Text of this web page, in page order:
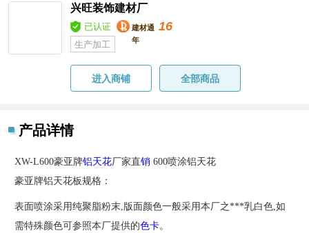
兴旺装饰建材厂
已认证 建材通 16
年
生产加工
进入商铺 全部商品
产品详情
XW-L600豪亚牌铝天花厂家直销600喷涂铝天花
豪亚牌铝天花板规格：
表面喷涂采用纯聚脂粉末,版面颜色一般采用本厂之***乳白色,如
需特殊颜色可参照本厂提供的色卡。